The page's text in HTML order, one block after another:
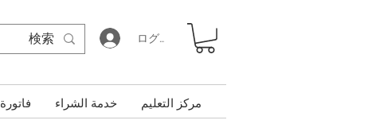
ログイン
فاتورة خدمة الشراء مركز التعليم